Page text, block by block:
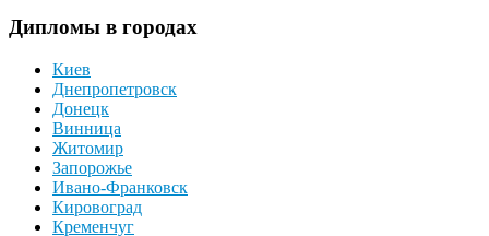
Дипломы в городах
Киев
Днепропетровск
Донецк
Винница
Житомир
Запорожье
Ивано-Франковск
Кировоград
Кременчуг